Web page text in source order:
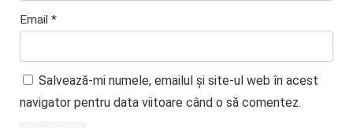
Email *
Salvează-mi numele, emailul și site-ul web în acest
navigator pentru data viitoare când o să comentez.